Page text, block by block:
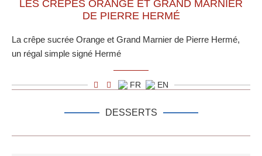
LES CRÊPES ORANGE ET GRAND MARNIER
DE PIERRE HERMÉ
La crêpe sucrée Orange et Grand Marnier de Pierre Hermé,
un régal simple signé Hermé
FR EN
DESSERTS